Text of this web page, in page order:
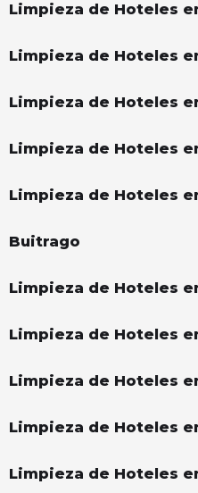
Limpieza de Hoteles
Limpieza de Hoteles
Limpieza de Hoteles
Limpieza de Hoteles
Limpieza de Hoteles
Buitrago
Limpieza de Hoteles
Limpieza de Hoteles
Limpieza de Hoteles
Limpieza de Hoteles
Limpieza de Hoteles